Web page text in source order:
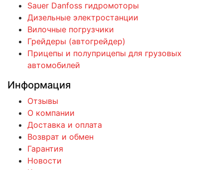
Sauer Danfoss гидромоторы
Дизельные электростанции
Вилочные погрузчики
Грейдеры (автогрейдер)
Прицепы и полуприцепы для грузовых
автомобилей
Информация
Отзывы
О компании
Доставка и оплата
Возврат и обмен
Гарантия
Новости